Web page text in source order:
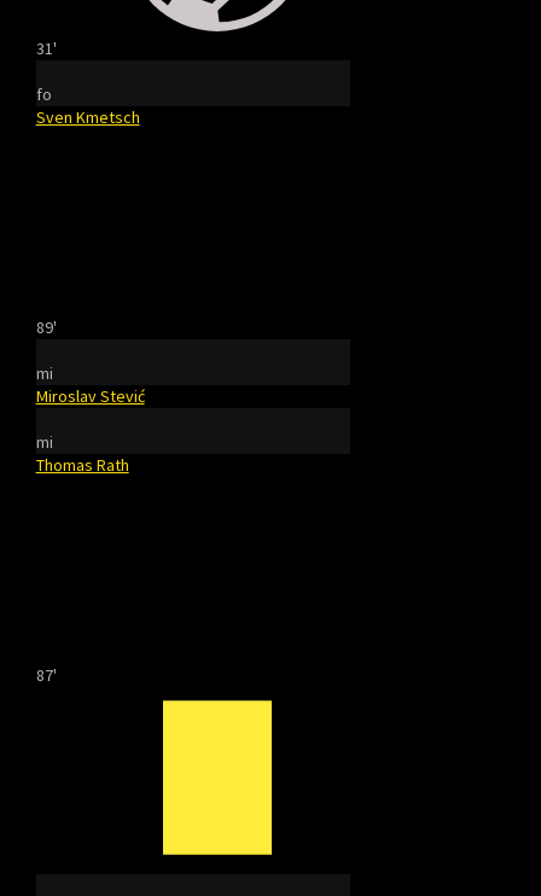
31'
fo
Sven Kmetsch
89'
mi
Miroslav Stević
mi
Thomas Rath
87'